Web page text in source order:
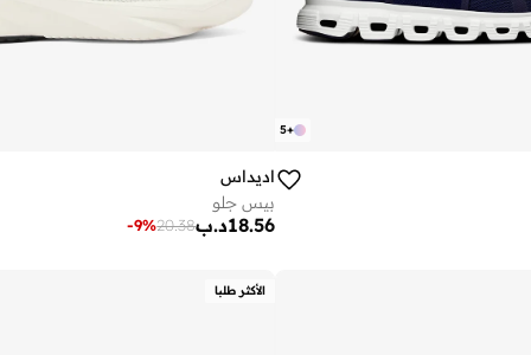
+
5
اديداس
بيس جلو
د.ب18.56
20.38
-9%
الأكثر طلبا